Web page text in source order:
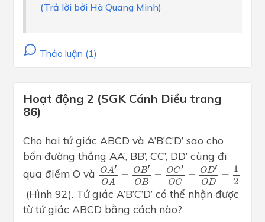
(Trả lời bởi Hà Quang Minh)
Thảo luận (1)
Hoạt động 2 (SGK Cánh Diều trang
86)
Cho hai tứ giác ABCD và A’B’C’D’ sao cho
bốn đường thẳng AA’, BB’, CC’, DD’ cùng đi
qua điểm O và
OA′
OA
= OB′
OB
= OC′
OC
= OD′
OD
=
1
2
OA′O A O B′ =OC =OD D
(Hình 92). Tứ giác A’B’C’D’ có thể nhận được
từ tứ giác ABCD bằng cách nào?